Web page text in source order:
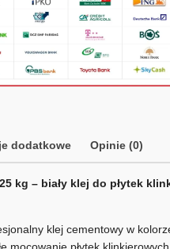
dodatkowe Opinie (0)
kg – biały klej do płytek
klej cementowy w